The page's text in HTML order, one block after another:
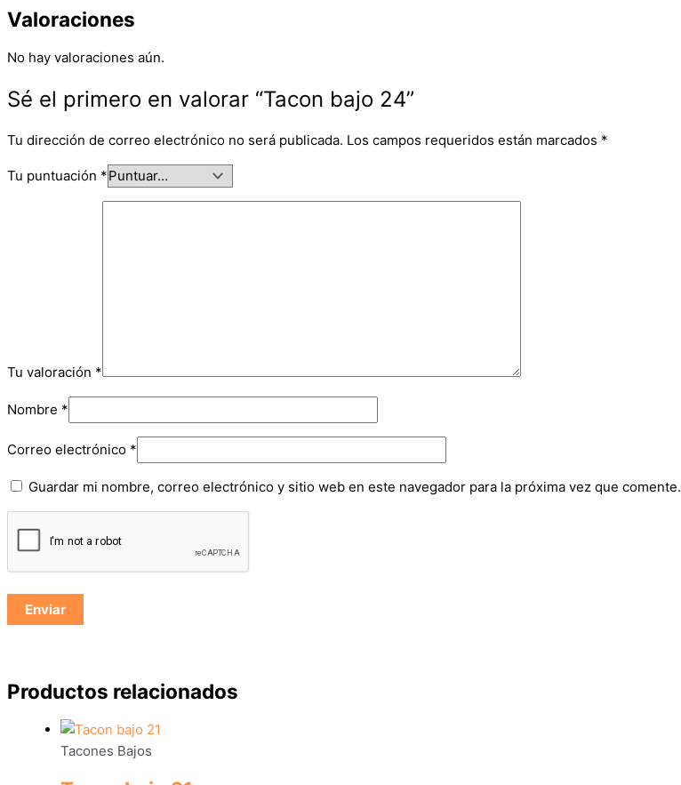
Valoraciones
No hay valoraciones aún.
Sé el primero en valorar “Tacon bajo 24”
Tu dirección de correo electrónico no será publicada. Los campos requeridos están marcados *
Tu puntuación *
Tu valoración *
Nombre *
Correo electrónico *
Guardar mi nombre, correo electrónico y sitio web en este navegador para la próxima vez que comente.
Productos relacionados
Tacones Bajos